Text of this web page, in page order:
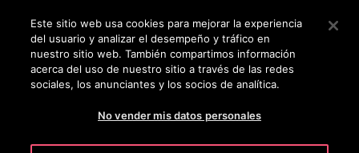
Pulse Intro para saltar al contenido principal
OTISLINE 01 8009111061
BUSCAR
Este sitio web usa cookies para mejorar la experiencia
del usuario y analizar el desempeño y tráfico en
nuestro sitio web. También compartimos información
acerca del uso de nuestro sitio a través de las redes
sociales, los anunciantes y los socios de analítica.
No vender mis datos personales